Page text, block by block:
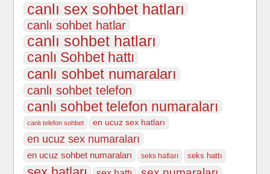
canlı sex sohbet hatları
canlı sohbet hatlar
canlı sohbet hatları
canlı Sohbet hattı
canlı sohbet numaraları
canlı sohbet telefon
canlı sohbet telefon numaraları
canlı telefon sohbet en ucuz sex hatları
en ucuz sex numaraları
en ucuz sohbet numaraları seks hatları seks hattı